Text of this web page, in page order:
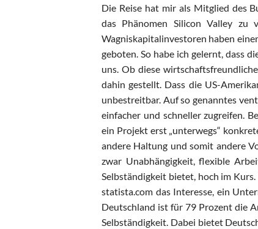
Die Reise hat mir als Mitglied des
das Phänomen Silicon Valley zu
Wagniskapitalinvestoren haben
geboten. So habe ich gelernt, dass
uns. Ob diese
dahin gestellt. Dass die US-
unbestreitbar. Auf so genanntes
einfacher und schneller zugreifen.
ein Projekt erst „unterwegs“
andere Haltung und somit andere
zwar Unabhängigkeit, flexible
Selbständigkeit bietet, hoch im
statista.com das Interesse, ein
Deutschland ist für 79 Prozent die
Selbständigkeit. Dabei bietet